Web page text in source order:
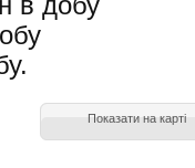
Показати на карті